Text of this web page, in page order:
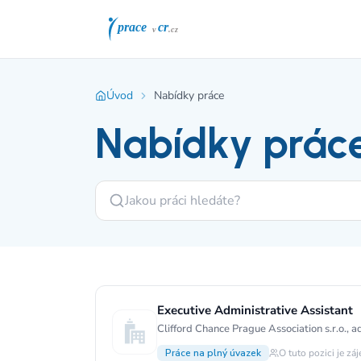
Úvod Nabídky práce
Nabídky
Executive Administrative Assistant
Práce na plný úvazek O tuto pozici je